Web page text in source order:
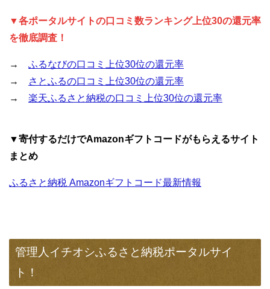
▼各ポータルサイトの口コミ数ランキング上位30の還元率
を徹底調査！
→ ふるなびの口コミ上位30位の還元率
→
さとふるの口コミ上位30位の還元率
→ 楽天ふるさと納税の口コミ上位30位の還元率
▼寄付するだけでAmazonギフトコードがもらえるサイト
まとめ
ふるさと納税 Amazonギフトコード最新情報
管理人イチオシふるさと納税ポータルサイ
ト！